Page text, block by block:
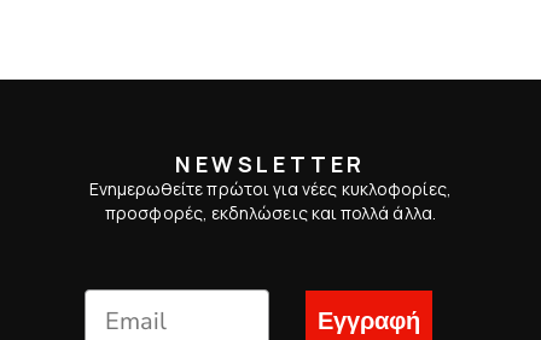
NEWSLETTER
Ενημερωθείτε πρώτοι για νέες κυκλοφορίες,
προσφορές, εκδηλώσεις και πολλά άλλα.
Εγγραφή